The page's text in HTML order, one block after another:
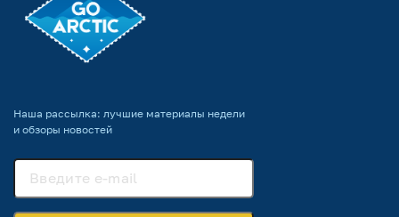
Наша рассылка: лучшие материалы недели
и обзоры новостей